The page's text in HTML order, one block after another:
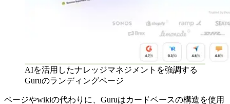
AIを活用したナレッジマネジメントを強調する
Guruのランディングページ
ページやwikiの代わりに、Guruはカードベースの構造を使用